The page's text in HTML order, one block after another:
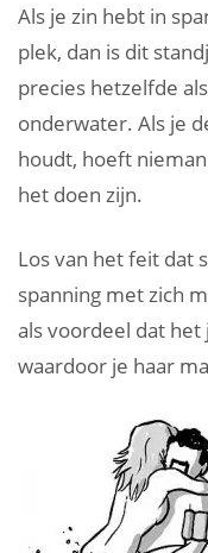
Als je zin hebt in
plek, dan is dit
precies hetzelfde
onderwater. Als je
houdt, hoeft
het doen zijn.
Los van het feit dat
spanning met zich
als voordeel dat
waardoor je haar